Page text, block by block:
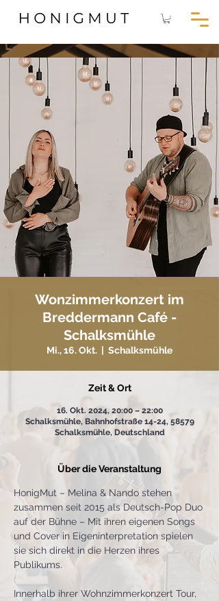
Wonzimmerkonzert im
Breddermann Café -
Schalksmühle
Mi., 16. Okt.
  |
Schalksmühle
Zeit & Ort
16. Okt. 2024, 20:00 – 22:00
Schalksmühle, Bahnhofstraße 14-24, 58579
Schalksmühle, Deutschland
Über die Veranstaltung
HonigMut – Melina & Nando stehen
zusammen seit 2015 als Deutsch-Pop Duo
auf der Bühne – Mit ihren eigenen Songs
und Cover in Eigeninterpretation spielen
sie sich direkt in die Herzen ihres
Publikums.
Innerhalb ihrer Wohnzimmerkonzert Tour,